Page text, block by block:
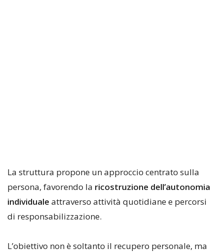
La struttura propone un approccio centrato sulla
persona, favorendo la ricostruzione dell’autonomia
individuale attraverso attività quotidiane e percorsi
di responsabilizzazione.
L’obiettivo non è soltanto il recupero personale, ma